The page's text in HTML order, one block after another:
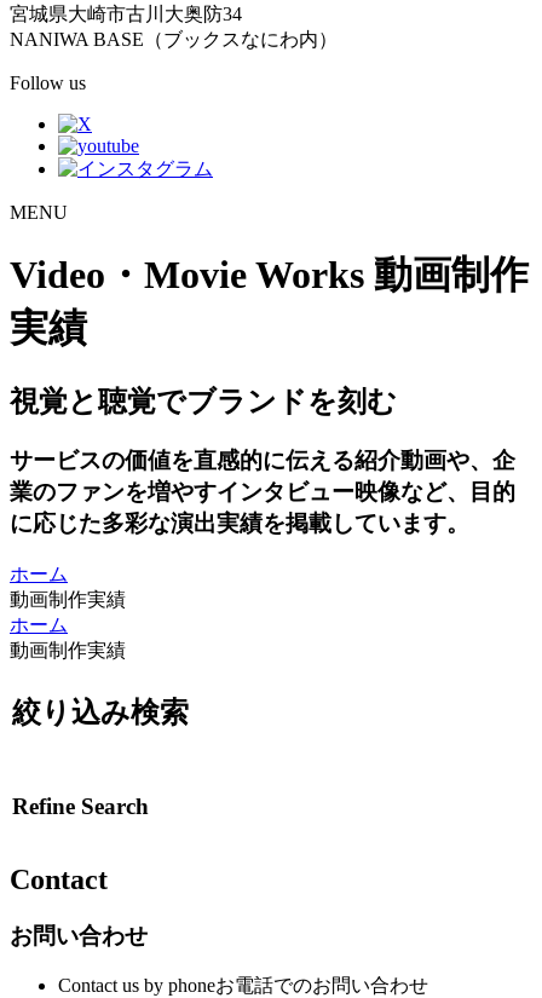
宮城県大崎市古川大奥防34
NANIWA BASE（ブックスなにわ内）
Follow us
MENU
Video・Movie Works 動画制作
実績
視覚と聴覚でブランドを刻む
サービスの価値を直感的に伝える紹介動画や、企
業のファンを増やすインタビュー映像など、目的
に応じた多彩な演出実績を掲載しています。
ホーム
動画制作実績
ホーム
動画制作実績
絞り込み検索
Refine Search
Contact
お問い合わせ
Contact us by phoneお電話でのお問い合わせ